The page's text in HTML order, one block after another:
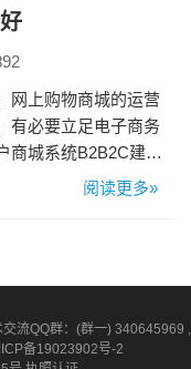
网上购物商城的运营
有必要立足电子商务
商城系统B2B2C建立
杂的网上购物商城实
阅读更多»
流QQ群：(群一) 340645969 ,
备19023902号-2